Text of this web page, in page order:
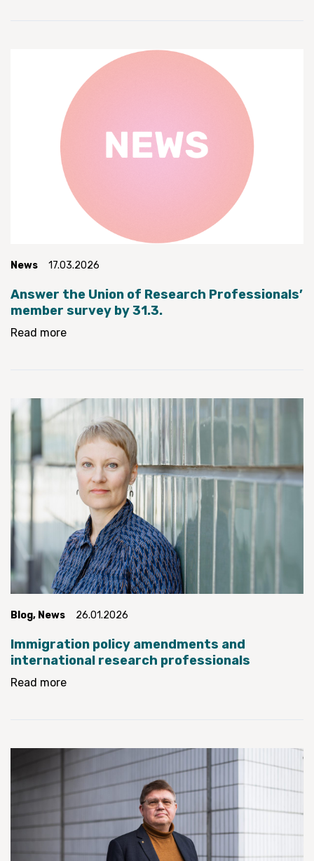
News 17.03.2026
Answer the Union of Research Professionals’
member survey by 31.3.
Read more
Blog, News 26.01.2026
Immigration policy amendments and
international research professionals
Read more